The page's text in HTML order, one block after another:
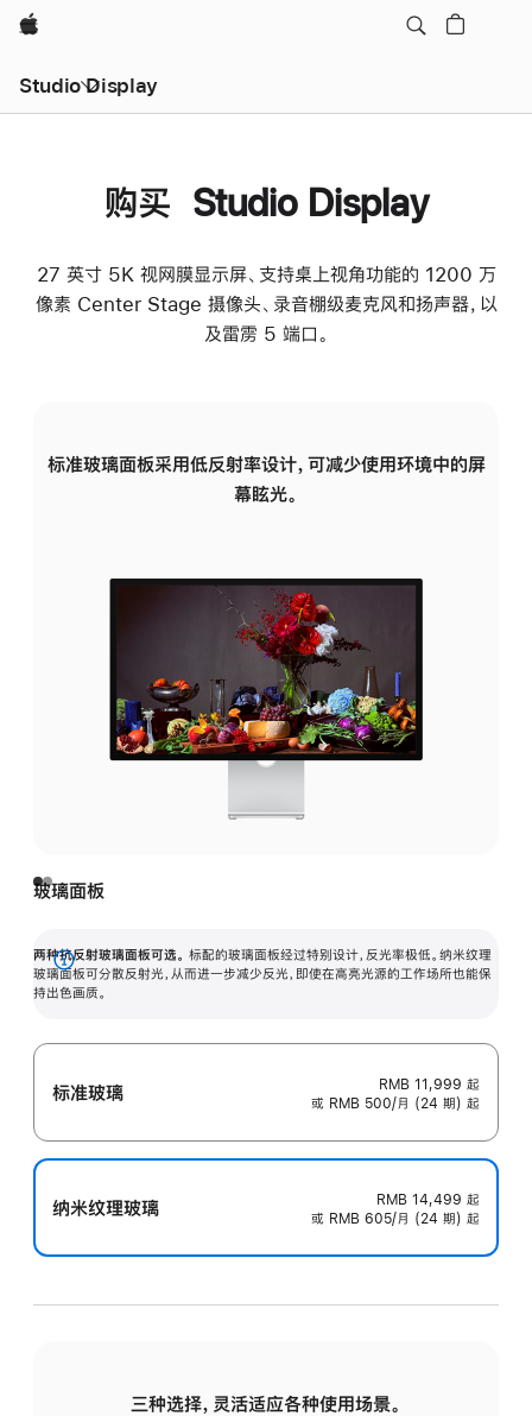
Apple
Studio Display
购买 Studio Display
27 英寸 5K 视网膜显示屏、支持桌上视角功能的 1200 万
像素 Center Stage 摄像头、录音棚级麦克风和扬声器，以
及雷雳 5 端口。
标准玻璃面板采用低反射率设计，可减少使用环境中的屏
幕眩光。
玻璃面板
两种抗反射玻璃面板可选。 标配的玻璃面板经过特别设计，反光率极低。纳米纹理
玻璃面板可分散反射光，从而进一步减少反光，即使在高亮光源的工作场所也能保
持出色画质。
展
开
标准玻璃 RMB 11,999 起
或 RMB 500/月 (24 期) 起
纳米纹理玻璃 RMB 14,499 起
或 RMB 605/月 (24 期) 起
三种选择，灵活适应各种使用场景。